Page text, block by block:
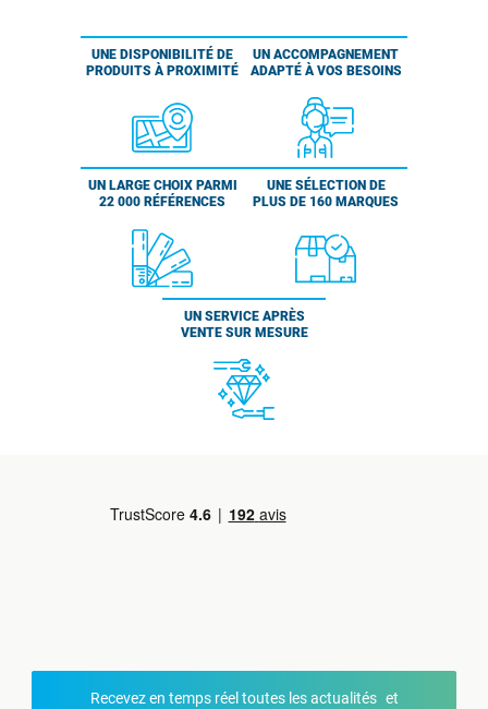
UNE DISPONIBILITÉ DE
PRODUITS À PROXIMITÉ
UN ACCOMPAGNEMENT
ADAPTÉ À VOS BESOINS
UN LARGE CHOIX PARMI
22 000 RÉFÉRENCES
UNE SÉLECTION DE
PLUS DE 160 MARQUES
UN SERVICE APRÈS
VENTE SUR MESURE
Recevez en temps réel toutes les actualités et